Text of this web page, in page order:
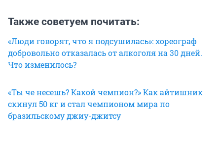
Также советуем почитать:
«Люди говорят, что я подсушилась»: хореограф
добровольно отказалась от алкоголя на 30 дней.
Что изменилось?
«Ты че несешь? Какой чемпион?» Как айтишник
скинул 50 кг и стал чемпионом мира по
бразильскому джиу-джитсу